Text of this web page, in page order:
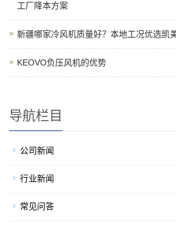
工厂降本方案
新疆哪家冷风机质量好？本地工况优选凯
KEOVO负压风机的优势
导航栏目
公司新闻
行业新闻
常见问答